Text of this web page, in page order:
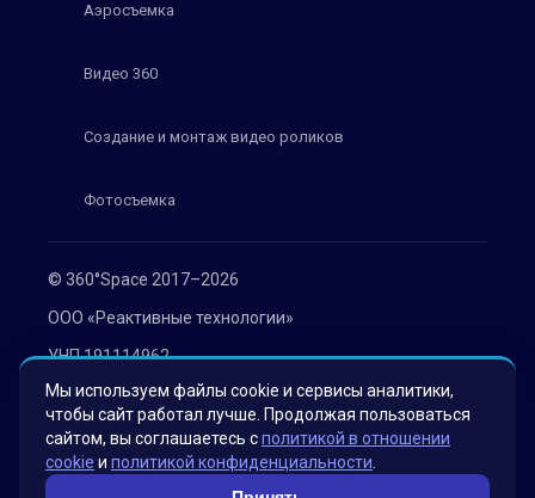
© 360°Space 2017–2026
ООО «Реактивные технологии»
УНП 191114962
г. Минск, ул. Мележа 1, офис 402
Политика конфиденциальности
Согласие на обработку персональных данных
Аэросъемка
Видео 360
Создание и монтаж видео роликов
Фотосъемка
Мы используем файлы cookie и сервисы аналитики,
чтобы сайт работал лучше. Продолжая пользоваться
сайтом, вы соглашаетесь сполитикой в отношении
cookie и политикой конфиденциальности